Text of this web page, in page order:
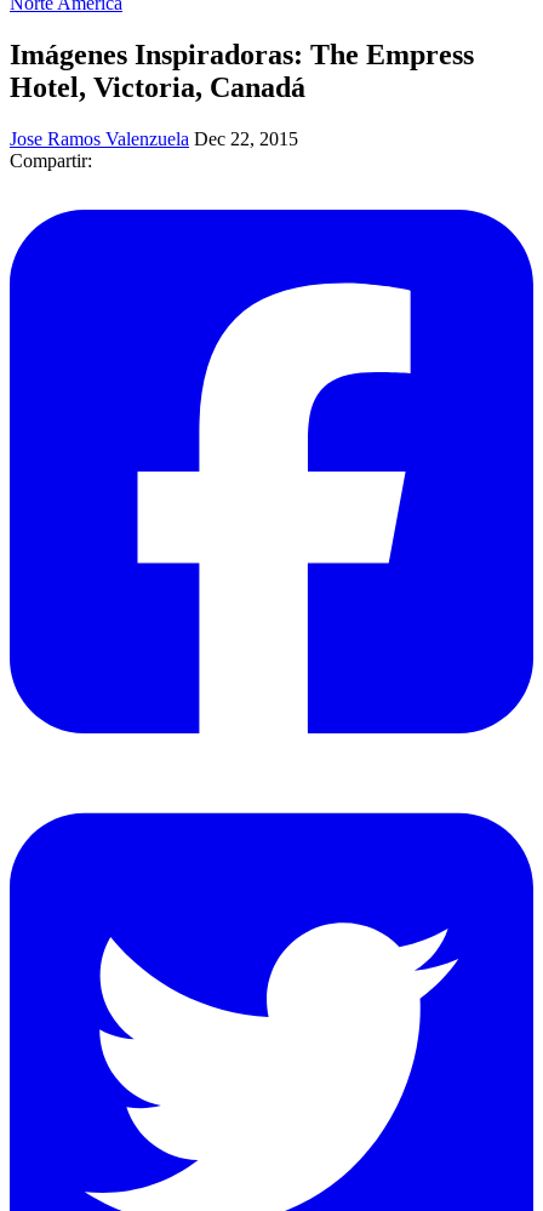
Imágenes Inspiradoras: The Empress
Hotel, Victoria, Canadá
Jose Ramos Valenzuela Dec 22, 2015
Compartir: